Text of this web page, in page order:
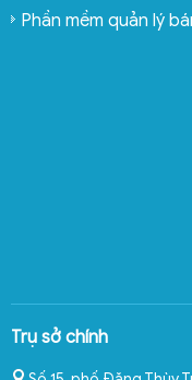
Phần mềm quản lý
Trụ sở chính